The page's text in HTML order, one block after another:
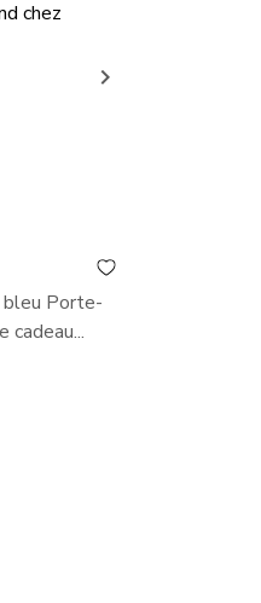
Porte-
cadeau...
